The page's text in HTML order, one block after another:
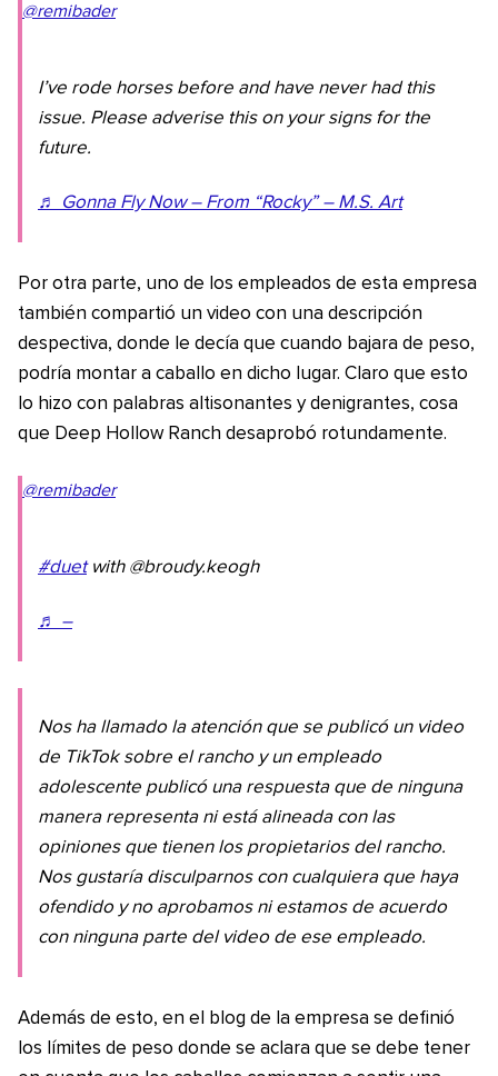
@remibader
I’ve rode horses before and have never had this
issue. Please adverise this on your signs for the
future.
♬ Gonna Fly Now – From “Rocky” – M.S. Art
Por otra parte, uno de los empleados de esta empresa
también compartió un video con una descripción
despectiva, donde le decía que cuando bajara de peso,
podría montar a caballo en dicho lugar. Claro que esto
lo hizo con palabras altisonantes y denigrantes, cosa
que Deep Hollow Ranch desaprobó rotundamente.
@remibader
#duetwith @broudy.keogh
♬ –
Nos ha llamado la atención que se publicó un video
de TikTok sobre el rancho y un empleado
adolescente publicó una respuesta que de ninguna
manera representa ni está alineada con las
opiniones que tienen los propietarios del rancho.
Nos gustaría disculparnos con cualquiera que haya
ofendido y no aprobamos ni estamos de acuerdo
con ninguna parte del video de ese empleado.
Además de esto, en el blog de la empresa se definió
los límites de peso donde se aclara que se debe tener